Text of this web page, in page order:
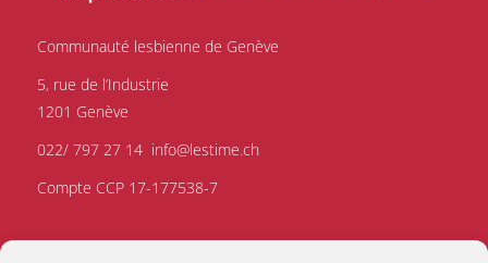
Communauté lesbienne de Genève
5, rue de l’Industrie
1201 Genève
022/ 797 27 14 info@lestime.ch
Compte CCP 17-177538-7